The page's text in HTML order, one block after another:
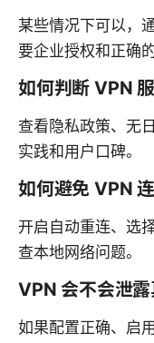
某些情况下可以，
要企业授权和正确
如何判断 VPN
查看隐私政策、无
实践和用户口碑。
如何避免 VPN 连
开启自动重连、选
查本地网络问题。
VPN 会不会泄露
如果配置正确、启